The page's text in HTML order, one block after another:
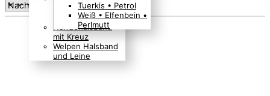
Boho Indianer
Hippie Look
Hundehalsband
mit Kreuz
Welpen Halsband
und Leine
Tuerkis • Petrol
Weiß • Elfenbein •
Perlmutt